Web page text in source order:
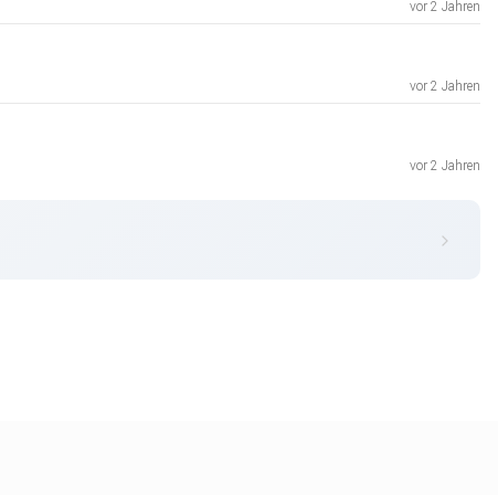
vor 2 Jahren
vor 2 Jahren
vor 2 Jahren